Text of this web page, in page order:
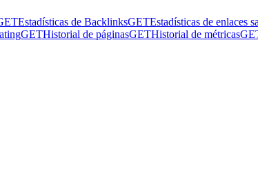
Estadísticas de BacklinksGETEstadísticas de enlaces
GETHistorial de páginasGETHistorial de métricas